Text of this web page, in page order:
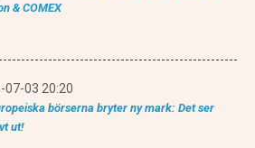
& COMEX
07-03 20:20
börserna bryter ny mark: Det ser
ut!